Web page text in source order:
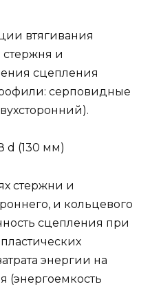
втягивания
стержня и
сцепления
серповидные
d (130 мм)
стержни и
и кольцевого
сцепления при
энергии на
(энергоемкость